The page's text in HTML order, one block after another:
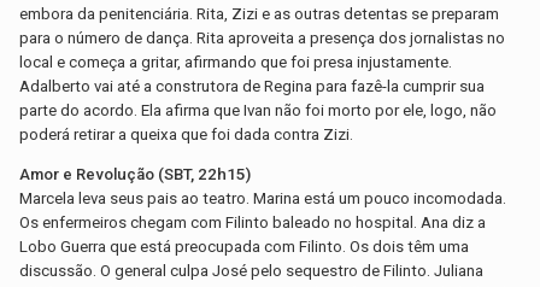
embora da penitenciária. Rita, Zizi e as outras detentas se preparam
para o número de dança. Rita aproveita a presença dos jornalistas no
local e começa a gritar, afirmando que foi presa injustamente.
Adalberto vai até a construtora de Regina para fazê-la cumprir sua
parte do acordo. Ela afirma que Ivan não foi morto por ele, logo, não
poderá retirar a queixa que foi dada contra Zizi.
Amor e Revolução (SBT, 22h15)
Marcela leva seus pais ao teatro. Marina está um pouco incomodada.
Os enfermeiros chegam com Filinto baleado no hospital. Ana diz a
Lobo Guerra que está preocupada com Filinto. Os dois têm uma
discussão. O general culpa José pelo sequestro de Filinto. Juliana